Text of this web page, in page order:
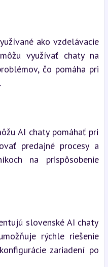
ako vzdelávacie
využívať chaty na
čo pomáha pri
AI chaty pomáhať pri
predajné procesy a
na prispôsobenie
slovenské AI chaty
rýchle riešenie
zariadení po